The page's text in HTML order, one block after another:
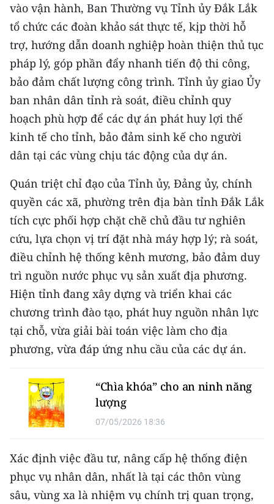
Media Thế giới
Media Thể thao
Media Giáo dục
Media Y tế
Media Khoa học - Công nghệ
Media Môi trường
Infographic
TIN MỚI
TIN ĐỊA PHƯƠNG
Trung du và miền núi phía Bắc
Đồng bằng sông Hồng
Bắc Trung Bộ
Duyên hải Nam Trung Bộ và Tây
Nguyên
Đông Nam Bộ
Chuyên trang Hà Nội
vào vận hành, Ban Thường vụ Tỉnh ủy Đắk Lắk
tổ chức các đoàn khảo sát thực tế, kịp thời hỗ
trợ, hướng dẫn doanh nghiệp hoàn thiện thủ tục
pháp lý, góp phần đẩy nhanh tiến độ thi công,
bảo đảm chất lượng công trình. Tỉnh ủy giao Ủy
ban nhân dân tỉnh rà soát, điều chỉnh quy
hoạch phù hợp để các dự án phát huy lợi thế
kinh tế cho tỉnh, bảo đảm sinh kế cho người
dân tại các vùng chịu tác động của dự án.
Quán triệt chỉ đạo của Tỉnh ủy, Đảng ủy, chính
quyền các xã, phường trên địa bàn tỉnh Đắk Lắk
tích cực phối hợp chặt chẽ chủ đầu tư nghiên
cứu, lựa chọn vị trí đặt nhà máy hợp lý; rà soát,
điều chỉnh hệ thống kênh mương, bảo đảm duy
trì nguồn nước phục vụ sản xuất địa phương.
Hiện tỉnh đang xây dựng và triển khai các
chương trình đào tạo, phát huy nguồn nhân lực
tại chỗ, vừa giải bài toán việc làm cho địa
phương, vừa đáp ứng nhu cầu của các dự án.
“Chìa khóa” cho an ninh năng
lượng
07/05/2026 18:36
Xác định việc đầu tư, nâng cấp hệ thống điện
phục vụ nhân dân, nhất là tại các thôn vùng
sâu, vùng xa là nhiệm vụ chính trị quan trọng,